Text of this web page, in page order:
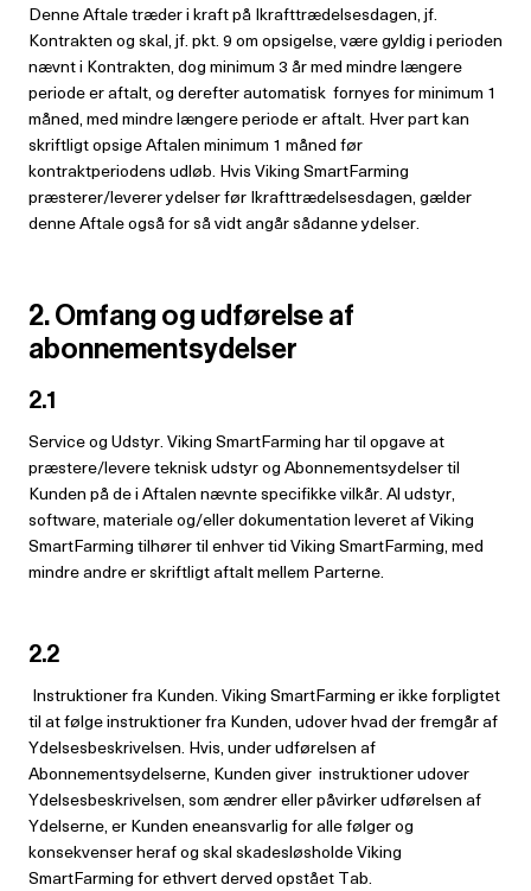
Denne Aftale træder i kraft på Ikrafttrædelsesdagen, jf.
Kontrakten og skal, jf. pkt. 9 om opsigelse, være gyldig i perioden
nævnt i Kontrakten, dog minimum 3 år med mindre længere
periode er aftalt, og derefter automatisk fornyes for minimum 1
måned, med mindre længere periode er aftalt. Hver part kan
skriftligt opsige Aftalen minimum 1 måned før
kontraktperiodens udløb. Hvis Viking SmartFarming
præsterer/leverer ydelser før Ikrafttrædelsesdagen, gælder
denne Aftale også for så vidt angår sådanne ydelser.
2. Omfang og udførelse af
abonnementsydelser
2.1
Service og Udstyr. Viking SmartFarming har til opgave at
præstere/levere teknisk udstyr og Abonnementsydelser til
Kunden på de i Aftalen nævnte specifikke vilkår. Al udstyr,
software, materiale og/eller dokumentation leveret af Viking
SmartFarming tilhører til enhver tid Viking SmartFarming, med
mindre andre er skriftligt aftalt mellem Parterne.
2.2
Instruktioner fra Kunden. Viking SmartFarming er ikke forpligtet
til at følge instruktioner fra Kunden, udover hvad der fremgår af
Ydelsesbeskrivelsen. Hvis, under udførelsen af
Abonnementsydelserne, Kunden giver instruktioner udover
Ydelsesbeskrivelsen, som ændrer eller påvirker udførelsen af
Ydelserne, er Kunden eneansvarlig for alle følger og
konsekvenser heraf og skal skadesløsholde Viking
SmartFarming for ethvert derved opstået Tab.